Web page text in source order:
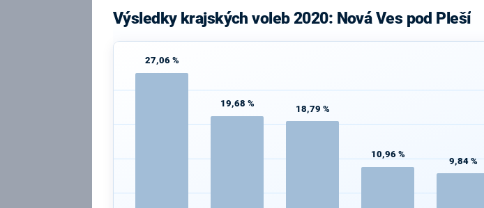
Výsledky krajských voleb 2020: Nová Ves pod Pleší
27,06 %
19,68 % 18,79 %
10,96 %
9,84 %